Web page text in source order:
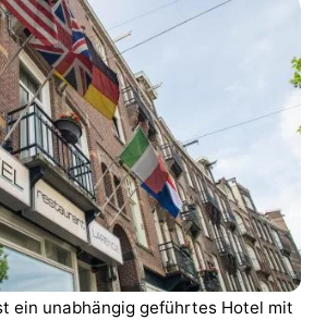
ein unabhängig geführtes Hotel mit